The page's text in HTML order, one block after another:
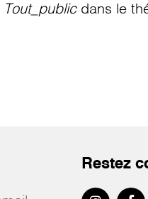
Tout_publicdans le
Restez